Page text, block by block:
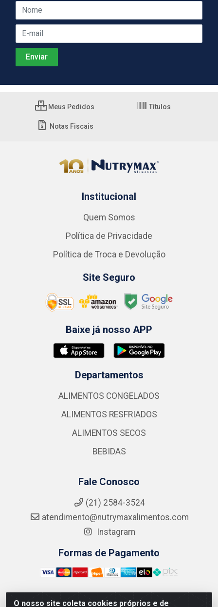
O nosso site coleta cookies próprios e de
Meus Pedidos Títulos
Notas Fiscais
Institucional
Quem Somos
Política de Privacidade
Política de Troca e Devolução
Site Seguro
Baixe já nosso APP
Departamentos
ALIMENTOS CONGELADOS
ALIMENTOS RESFRIADOS
ALIMENTOS SECOS
BEBIDAS
Fale Conosco
(21) 2584-3524
atendimento@nutrymaxalimentos.com
Instagram
Formas de Pagamento